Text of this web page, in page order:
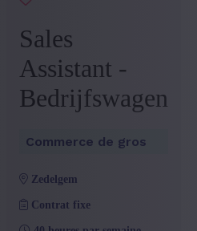
Sales
Assistant -
Bedrijfswagen
Commerce de gros
zedelgem
Contrat fixe